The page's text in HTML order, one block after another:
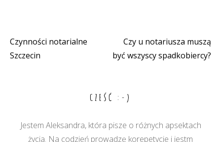
Nawigacja
Czynności notarialne
Szczecin
Czy u notariusza muszą
być wszyscy spadkobiercy?
CZEŚĆ :-)
Jestem Aleksandra, która pisze o różnych apsektach
życia. Na codzień prowadzę korepetycje i jestm